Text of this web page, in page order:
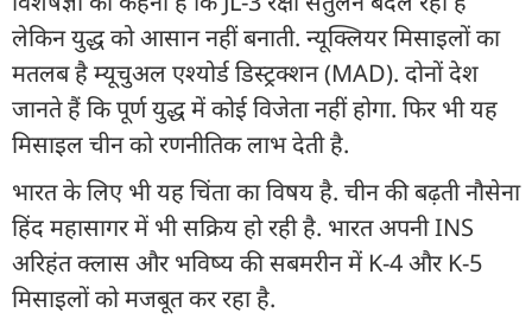
लेकिन युद्ध को आसान नहीं बनाती. न्यूक्लियर मिसाइलों का
मतलब है म्यूचुअल एश्योर्ड डिस्ट्रक्शन (MAD). दोनों देश
जानते हैं कि पूर्ण युद्ध में कोई विजेता नहीं होगा. फिर भी यह
मिसाइल चीन को रणनीतिक लाभ देती है.
भारत के लिए भी यह चिंता का विषय है. चीन की बढ़ती नौसेना
हिंद महासागर में भी सक्रिय हो रही है. भारत अपनी INS
अरिहंत क्लास और भविष्य की सबमरीन में K-4 और K-5
मिसाइलों को मजबूत कर रहा है.